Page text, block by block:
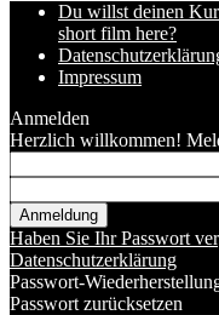
Du willst deinen
short film here?
Impressum
Anmelden
Herzlich willkommen!
Haben Sie Ihr Passwort
Datenschutzerklärung
Passwort-
Passwort zurücksetzen